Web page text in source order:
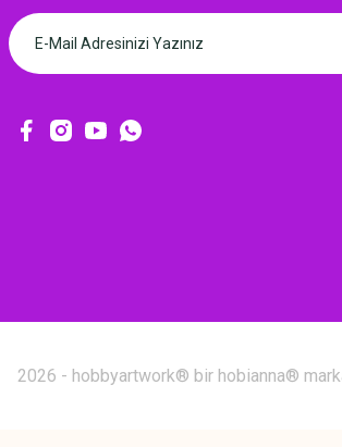
2026 - hobbyartwork® bir hobianna®